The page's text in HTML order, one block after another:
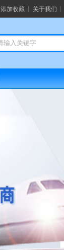
添加收藏 关于我们